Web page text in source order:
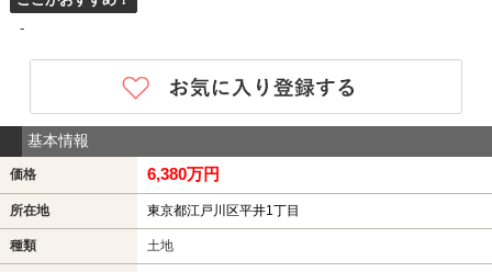
-
基本情報
価格 6,380万円
所在地 東京都江戸川区平井1丁目
種類 土地